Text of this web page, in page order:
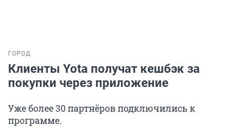
ГОРОД
Клиенты Yota получат кешбэк за
покупки через приложение
Уже более 30 партнёров подключились к
программе.